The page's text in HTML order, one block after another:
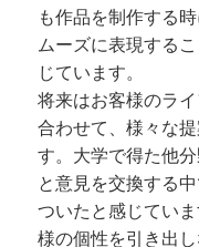
も作品を制作する
ムーズに表現する
じています。
将来はお客様のラ
合わせて、様々な
す。大学で得た他
と意見を交換する
ついたと感じてい
様の個性を引き出